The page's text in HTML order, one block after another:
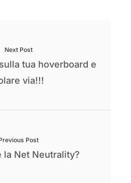
Next Post
tua hoverboard e
via!!!
Post
la Net Neutrality?